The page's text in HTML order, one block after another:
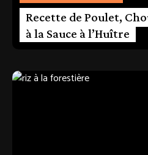
Recette de Poulet,
à la Sauce à l’Huître